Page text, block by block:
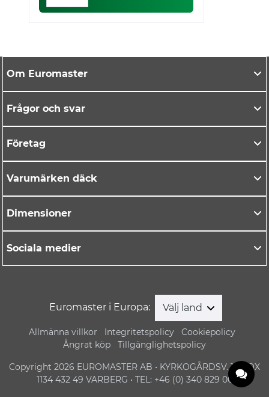
Om Euromaster
Frågor och svar
Företag
Varumärken däck
Dimensioner
Sociala medier
Euromaster i Europa: Välj land
Allmänna villkor Integritetspolicy
Cookiepolicy
Ångrat köp
Tillgänglighetspolicy
Copyright 2026 EUROMASTER AB • KYRKOGÅRDSV. 1 • BOX
1134 432 49 VARBERG • TEL: +46 (0) 340 829 00